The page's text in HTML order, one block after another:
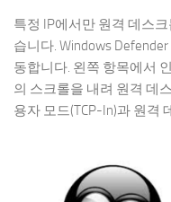
특정 IP에서만 원격 데스
습니다. Windows
동합니다. 왼쪽 항목에서
의 스크롤을 내려 원격 데
용자 모드(TCP-In)과 원격